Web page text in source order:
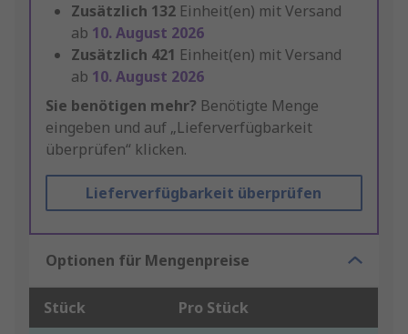
Zusätzlich 132 Einheit(en) mit Versand
ab 10. August 2026
Zusätzlich 421 Einheit(en) mit Versand
ab 10. August 2026
Sie benötigen mehr? Benötigte Menge
eingeben und auf „Lieferverfügbarkeit
überprüfen“ klicken.
Lieferverfügbarkeit überprüfen
Optionen für Mengenpreise
Stück Pro Stück